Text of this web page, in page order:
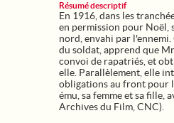
Résumé descriptif
En 1916, dans les
en permission pour Noël,
nord, envahi par
du soldat, apprend que
convoi de rapatriés, et
elle. Parallèlement, elle
obligations au front pour
ému, sa femme et sa fille,
Archives du Film, CNC).